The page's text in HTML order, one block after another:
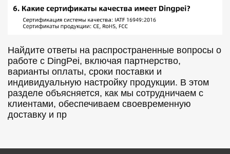
Найдите ответы на распространенные вопросы о
работе с DingPei, включая партнерство,
варианты оплаты, сроки поставки и
индивидуальную настройку продукции. В этом
разделе объясняется, как мы сотрудничаем с
клиентами, обеспечиваем своевременную
доставку и пр